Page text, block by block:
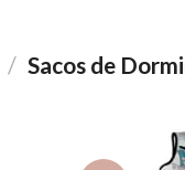
/ Sacos de